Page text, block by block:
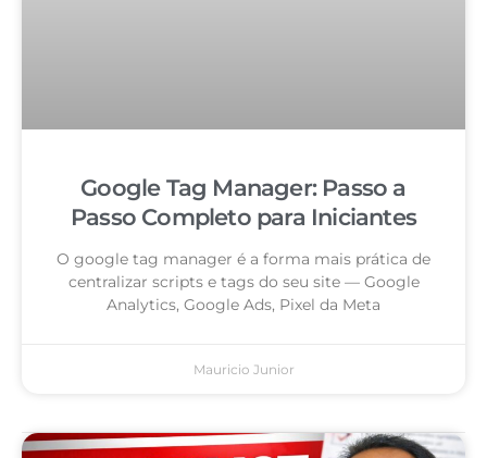
Google Tag Manager: Passo a
Passo Completo para Iniciantes
O google tag manager é a forma mais prática de
centralizar scripts e tags do seu site — Google
Analytics, Google Ads, Pixel da Meta
Mauricio Junior